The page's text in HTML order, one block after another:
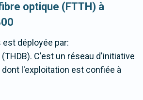
optique (FTTH) à
est déployée par:
(THDB). C'est un réseau d'initiative
dont l'exploitation est confiée à